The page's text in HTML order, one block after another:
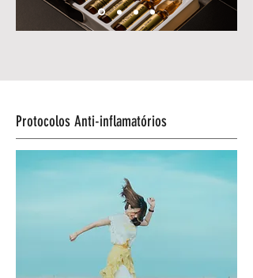
Protocolos Anti-inflamatórios